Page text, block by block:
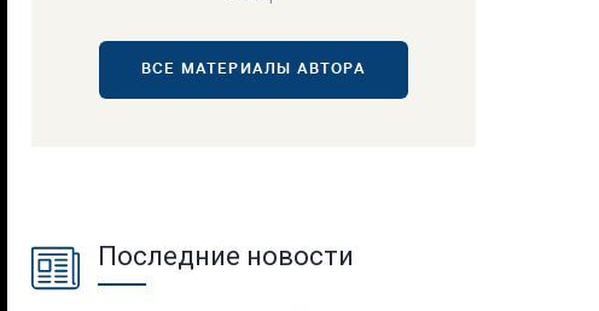
ВСЕ МАТЕРИАЛЫ АВТОРА
Последние новости